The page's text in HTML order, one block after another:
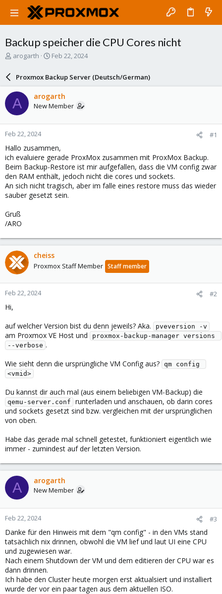
Backup speicher die CPU Cores nicht
T
a
d
s
t
a
r
t
e
r
arogarth
S
r
d
a
e
Feb 22, 2024
Proxmox Backup Server (Deutsch/German)
A arogarth
New Member
Feb 22, 2024 #1
Hallo zusammen,
ich evaluiere gerade ProxMox zusammen mit ProxMox Backup.
Beim Backup-Restore ist mir aufgefallen, dass die VM config zwar
den RAM enthält, jedoch nicht die cores und sockets.
An sich nicht tragisch, aber im falle eines restore muss das wieder
sauber gesetzt sein.
Gruß
/ARO
cheiss
Proxmox Staff Member Staff member
Feb 22, 2024 #2
Hi,
auf welcher Version bist du denn jeweils? Aka.
pveversion -v
am Proxmox VE Host und
proxmox-backup-manager versions
--verbose .
Wie sieht denn die ursprüngliche VM Config aus?
qm config
<vmid>
Du kannst dir auch mal (aus einem beliebigen VM-Backup) die
qemu-server.conf
runterladen und anschauen, ob darin cores
und sockets gesetzt sind bzw. vergleichen mit der ursprünglichen
von oben.
Habe das gerade mal schnell getestet, funktioniert eigentlich wie
immer - zumindest auf der letzten Version.
A arogarth
New Member
Feb 22, 2024 #3
Danke für den Hinweis mit dem "qm config" - in den VMs stand
tatsächlich nix drinnen, obwohl die VM lief und laut UI eine CPU
und zugewiesen war.
Nach einem Shutdown der VM und dem editieren der CPU war es
dann drinnen.
Ich habe den Cluster heute morgen erst aktualsiert und installiert
wurde der vor ein paar tagen aus dem aktuellen ISO.